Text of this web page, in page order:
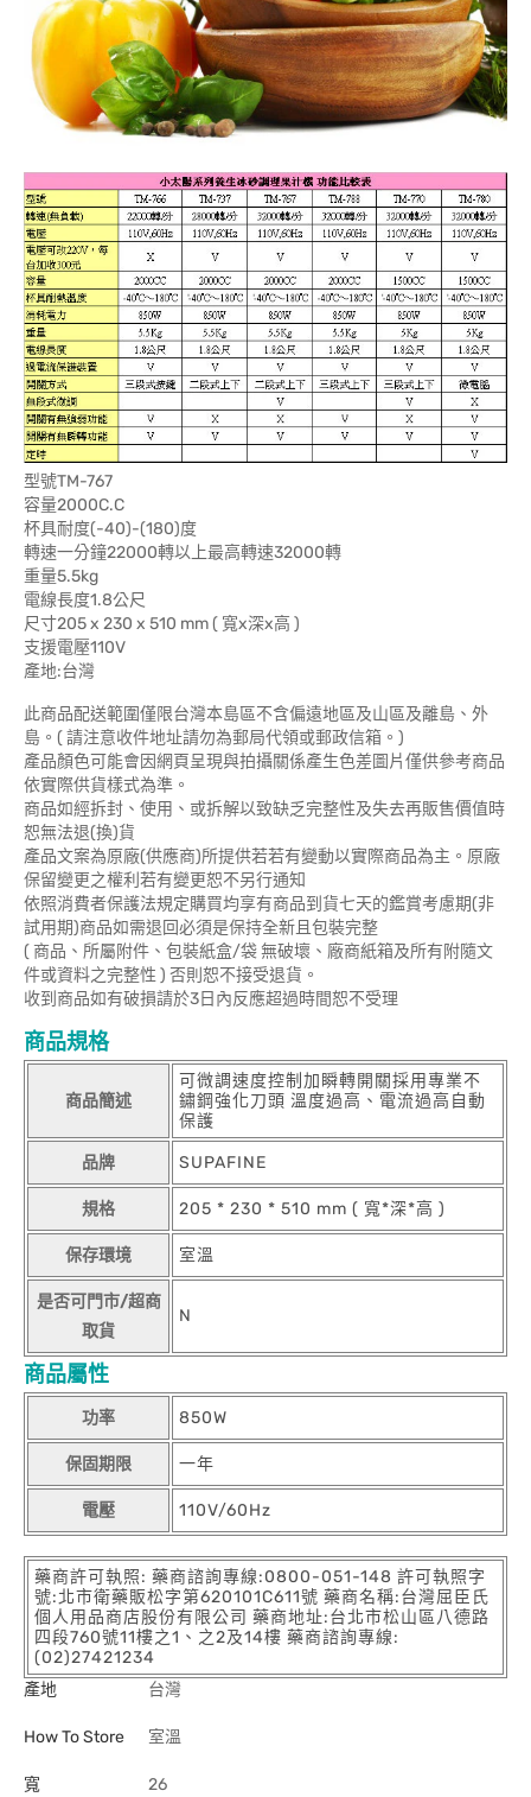
型號TM-767
容量2000C.C
杯具耐度(-40)-(180)度
轉速一分鐘22000轉以上最高轉速32000轉
重量5.5kg
電線長度1.8公尺
尺寸205 x 230 x 510 mm ( 寬x深x高 )
支援電壓110V
產地:台灣
此商品配送範圍僅限台灣本島區不含偏遠地區及山區及離島、外
島。( 請注意收件地址請勿為郵局代領或郵政信箱。)
產品顏色可能會因網頁呈現與拍攝關係產生色差圖片僅供參考商品
依實際供貨樣式為準。
商品如經拆封、使用、或拆解以致缺乏完整性及失去再販售價值時
恕無法退(換)貨
產品文案為原廠(供應商)所提供若若有變動以實際商品為主。原廠
保留變更之權利若有變更恕不另行通知
依照消費者保護法規定購買均享有商品到貨七天的鑑賞考慮期(非
試用期)商品如需退回必須是保持全新且包裝完整
( 商品、所屬附件、包裝紙盒/袋 無破壞、廠商紙箱及所有附隨文
件或資料之完整性 ) 否則恕不接受退貨。
收到商品如有破損請於3日內反應超過時間恕不受理
商品規格
商品簡述
可微調速度控制加瞬轉開關採用專業不
鏽鋼強化刀頭 溫度過高、電流過高自動
保護
品牌 SUPAFINE
規格 205 * 230 * 510 mm ( 寬*深*高 )
保存環境 室溫
是否可門市/超商
取貨
N
商品屬性
功率 850W
保固期限 一年
電壓 110V/60Hz
藥商許可執照: 藥商諮詢專線:0800-051-148 許可執照字
號:北市衛藥販松字第620101C611號 藥商名稱:台灣屈臣氏
個人用品商店股份有限公司 藥商地址:台北市松山區八德路
四段760號11樓之1、之2及14樓 藥商諮詢專線:
(02)27421234
產地
台灣
How To Store 室溫
寬 26